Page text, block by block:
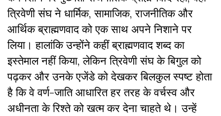
त्रिवेणी संघ ने धार्मिक, सामाजिक, राजनीतिक और
आर्थिक ब्राह्मणवाद को एक साथ अपने निशाने पर
लिया। हालांकि उन्होंने कहीं ब्राह्मणवाद शब्द का
इस्तेमाल नहीं किया, लेकिन त्रिवेणी संघ के बिगुल को
पढ़कर और उनके एजेंडे को देखकर बिलकुल स्पष्ट होता
है कि वे वर्ण-जाति आधारित हर तरह के वर्चस्व और
अधीनता के रिश्ते को खत्म कर देना चाहते थे। उन्हें